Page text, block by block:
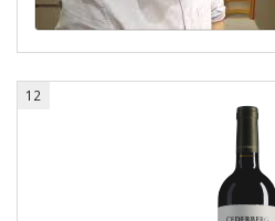
12